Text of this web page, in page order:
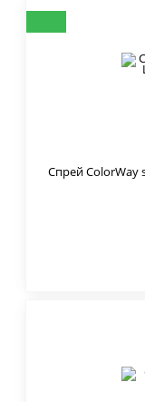
Спрей ColorWay